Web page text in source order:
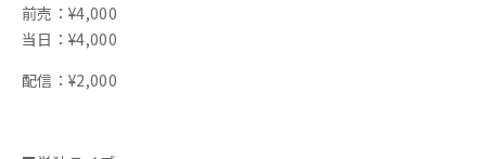
前売：¥4,000
当日：¥4,000
配信：¥2,000